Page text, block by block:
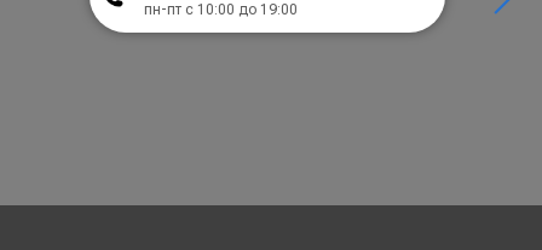
пн-пт с 10:00 до 19:00